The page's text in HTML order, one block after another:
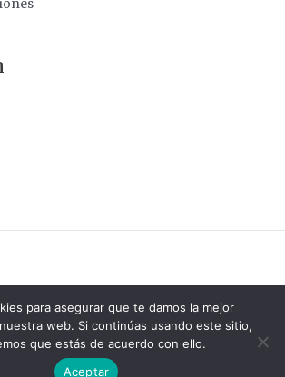
de Lanas · Todos los derechos reservados.
para asegurar que te damos la mejor
web. Si continúas usando este sitio,
que estás de acuerdo con ello.
Aceptar